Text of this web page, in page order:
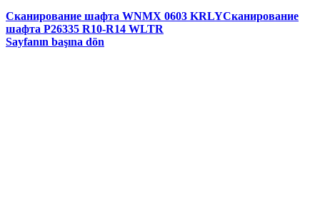
Сканирование шафта WNMX 0603 KRLYСканирование
шафта P26335 R10-R14 WLTR
Sayfanın başına dön